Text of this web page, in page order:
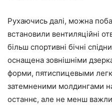
Рухаючись далі, можна
встановили вентиляційні
більш спортивні бічні
оснащена зовнішніми
форми, пятиспицевыми
затемненими молдингами
останнє, але не менш